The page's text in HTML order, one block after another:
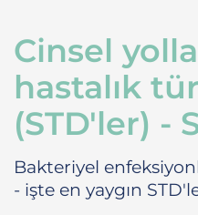
Cinsel
hastalık
(STD'ler) -
Bakteriyel
- işte en yaygın